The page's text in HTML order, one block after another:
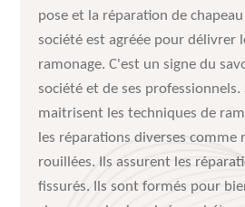
pose et la réparation de
société est agréée pour délivrer
ramonage. C'est un signe du
société et de ses professionnels.
maitrisent les techniques de
les réparations diverses comme
rouillées. Ils assurent les
fissurés. Ils sont formés pour